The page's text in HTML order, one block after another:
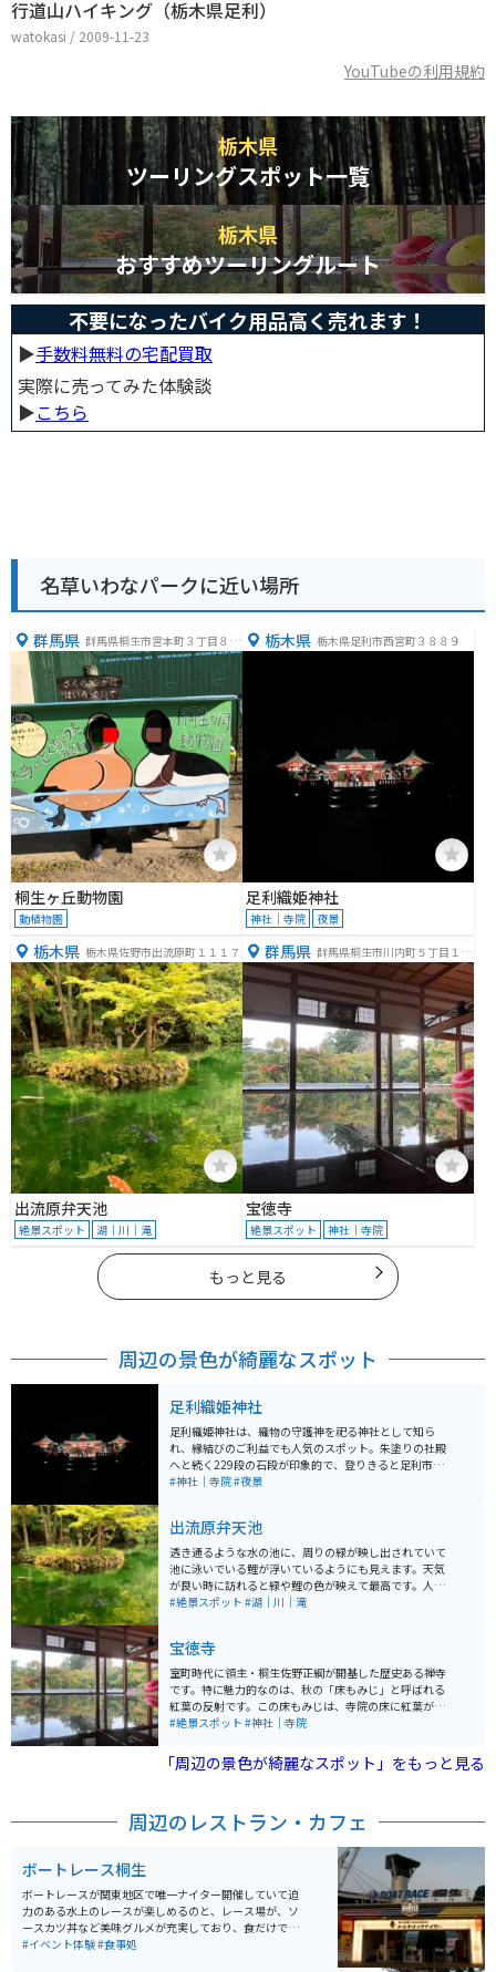
行道山ハイキング（栃木県足利）
watokasi / 2009-11-23
YouTubeの利用規約
栃木県
ツーリングスポット一覧
栃木県
おすすめツーリングルート
不要になったバイク用品高く売れます！
▶︎手数料無料の宅配買取
実際に売ってみた体験談
▶︎こちら
名草いわなパークに近い場所
群馬県 群馬県桐生市宮本町３丁目８
−１３
桐生ヶ丘動物園
動植物園
栃木県 栃木県足利市西宮町３８８９
足利織姫神社
神社｜寺院 夜景
栃木県 栃木県佐野市出流原町１１１７
出流原弁天池
絶景スポット 湖｜川｜滝
群馬県 群馬県桐生市川内町５丁目１６
０８
宝徳寺
絶景スポット 神社｜寺院
もっと見る
周辺の景色が綺麗なスポット
足利織姫神社
足利織姫神社は、織物の守護神を祀る神社として知ら
れ、縁結びのご利益でも人気のスポット。朱塗りの社殿
へと続く229段の石段が印象的で、登りきると足利市街
を一望できる絶景が広がる。境内には七つのご縁に対応
変わるが17:00〜24:00頃まで幻想的な雰囲気を楽しめま
す。冬の澄んだ空気の中で見る光景は特に美しく、訪れ
る価値が高い。無料駐車場もあり、車やバイクでのアク
セスもしやすくツーリングの立ち寄りにもおすすめ。
#神社｜寺院#夜景
出流原弁天池
透き通るような水の池に、周りの緑が映し出されていて
池に泳いでいる鯉が浮いているようにも見えます。天気
が良い時に訪れると緑や鯉の色が映えて最高です。人も
少しは集まっていますが、長居する人が少ないのか有名
#絶景スポット #湖｜川｜滝
宝徳寺
室町時代に領主・桐生佐野正綱が開基した歴史ある禅寺
です。特に魅力的なのは、秋の「床もみじ」と呼ばれる
紅葉の反射です。この床もみじは、寺院の床に紅葉が映
し出される美しい光景で、毎年多くの観光客が訪れま
行われます。 また、春には「新緑の床もみじ特別公
開」、夏には「風鈴まつり」など、季節ごとに異なるイ
る様子を楽しむことができます。寺院の周辺には鳴神山
はL字型に仕切られているため、混雑していても人が入り
込まずきれいな写真を撮ることができます。近くに駐車
場はありますが少々歩きます。混雑するシーズンにはも
う少し遠くの駐車場に止めるか、臨時駐車場からのシャ
トルバスで行くことになります。
#絶景スポット #神社｜寺院
「周辺の景色が綺麗なスポット」をもっと見る
周辺のレストラン・カフェ
ボートレース桐生
ボートレースが関東地区で唯一ナイター開催していて迫
力のある水上のレースが楽しめるのと、レース場が、ソ
ースカツ丼など美味グルメが充実しており、食だけでも
楽しめる また、従業員をキャスト、お客様をゲストと
#イベント体験#食事処